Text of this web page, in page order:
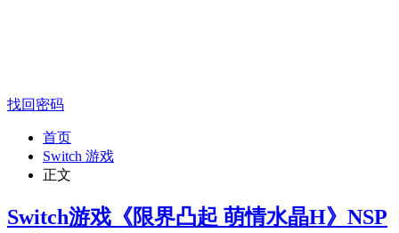
找回密码
首页
Switch 游戏
正文
Switch游戏《限界凸起 萌情水晶H》NSP